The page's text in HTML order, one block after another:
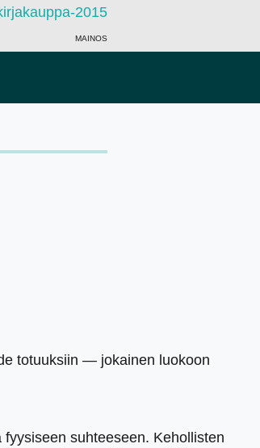
MAINOS
totuuksiin — jokainen luokoon
suhteeseen. Kehollisten